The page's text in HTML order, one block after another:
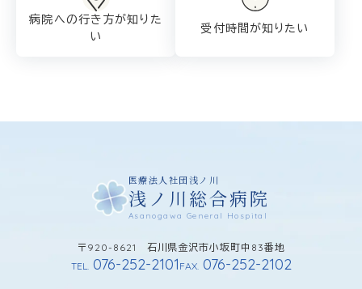
病院への行き方が知りた
い
受付時間が知りたい
医療法人社団浅ノ川
浅ノ川総合病院
Asanogawa General Hospital
〒920-8621 石川県金沢市小坂町中83番地
TEL.076-252-2101 FAX.076-252-2102